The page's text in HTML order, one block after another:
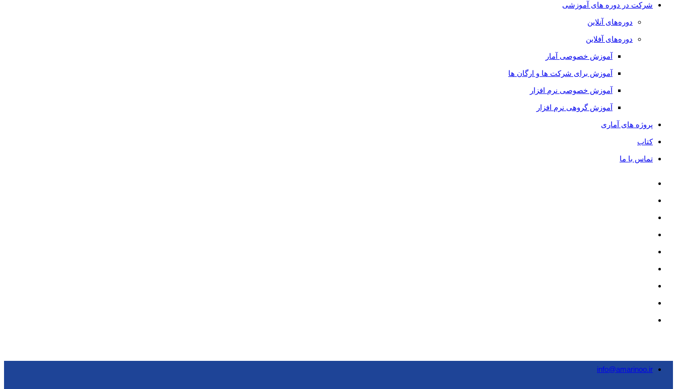
شرکت در دوره های آموزشی
دوره‌های آنلاین
دوره‌های آفلاین
آموزش خصوصی آمار
آموزش برای شرکت ها و ارگان ها
آموزش خصوصی نرم افزار
آموزش گروهی نرم افزار
پروژه های آماری
کتاب
تماس با ما
info@amarinoo.ir